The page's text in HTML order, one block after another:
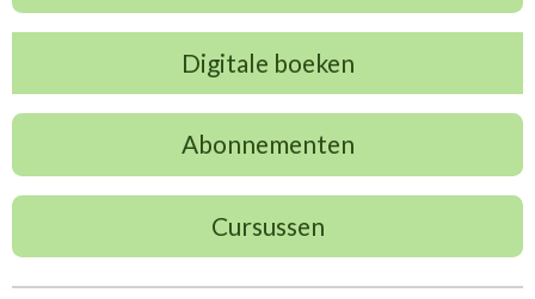
Digitale boeken
Abonnementen
Cursussen